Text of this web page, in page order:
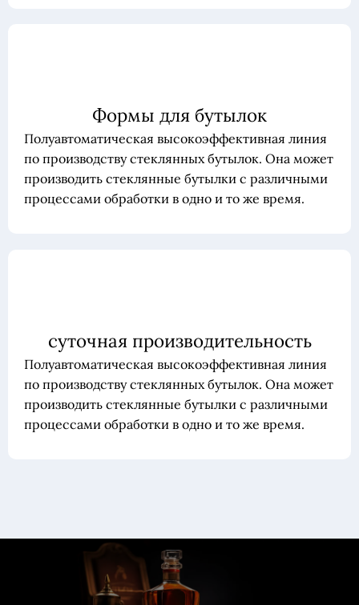
Формы для бутылок
Полуавтоматическая высокоэффективная линия
по производству стеклянных бутылок. Она может
производить стеклянные бутылки с различными
процессами обработки в одно и то же время.
суточная производительность
Полуавтоматическая высокоэффективная линия
по производству стеклянных бутылок. Она может
производить стеклянные бутылки с различными
процессами обработки в одно и то же время.